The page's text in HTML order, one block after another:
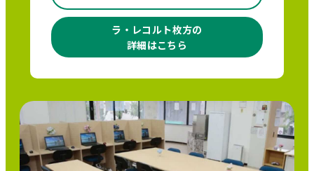
ラ・レコルト枚方の
詳細はこちら